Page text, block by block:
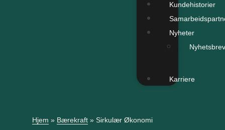
Kundehistorier
Nyheter
Nyhetsbrev
Karriere
Hjem » Bærekraft » Sirkulær Økonomi